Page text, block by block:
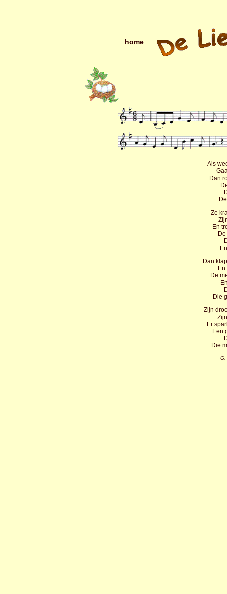
home
Als
Dan
Ze
En
Dan
De
Die
Zijn
Er
Een
Die
G.